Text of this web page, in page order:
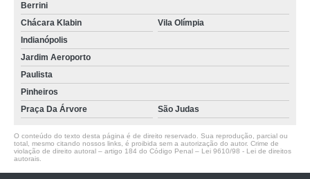
Berrini
Chácara Klabin
Vila Olímpia
Indianópolis
Jardim Aeroporto
Paulista
Pinheiros
Praça Da Árvore
São Judas
O conteúdo do texto desta página é de direito reservado. Sua reprodução, parcial ou
total, mesmo citando nossos links, é proibida sem a autorização do autor. Crime de
violação de direito autoral – artigo 184 do Código Penal – Lei 9610/98 - Lei de direitos
autorais